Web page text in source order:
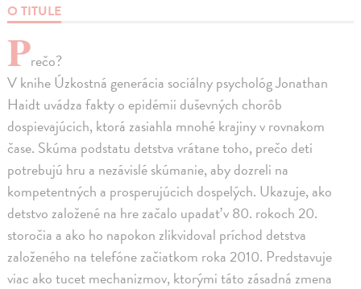
O TITULE
Prečo?
V knihe Úzkostná generácia sociálny psychológ Jonathan
Haidt uvádza fakty o epidémii duševných chorôb
dospievajúcich, ktorá zasiahla mnohé krajiny v rovnakom
čase. Skúma podstatu detstva vrátane toho, prečo deti
potrebujú hru a nezávislé skúmanie, aby dozreli na
kompetentných a prosperujúcich dospelých. Ukazuje, ako
detstvo založené na hre začalo upadať v 80. rokoch 20.
storočia a ako ho napokon zlikvidoval príchod detstva
založeného na telefóne začiatkom roka 2010. Predstavuje
viac ako tucet mechanizmov, ktorými táto zásadná zmena